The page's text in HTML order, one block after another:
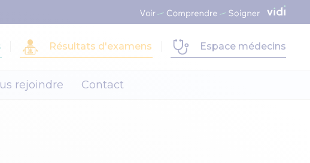
Résultats d'examens Espace médecins
rejoindre Contact